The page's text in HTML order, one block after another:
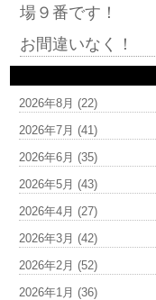
場９番です！
お間違いなく！
2026年8月 (22)
2026年7月 (41)
2026年6月 (35)
2026年5月 (43)
2026年4月 (27)
2026年3月 (42)
2026年2月 (52)
2026年1月 (36)